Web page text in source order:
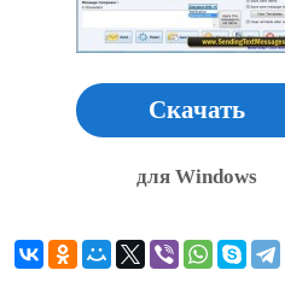
Скачать
для Windows